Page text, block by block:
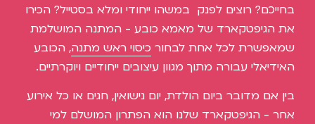
בחייכם? רוצים לפנק במשהו ייחודי ומלא בסטייל? הכירו
את הגיפטקארד של מאמא כובע - המתנה המושלמת
שמאפשרת לכל אחת לבחור כיסוי ראש מתנה, הכובע
האידיאלי עבורה מתוך מגוון עיצובים ייחודיים ויוקרתיים.
בין אם מדובר ביום הולדת, יום נישואין, חגים או כל אירוע
אחר - הגיפטקארד שלנו הוא הפתרון המושלם למי